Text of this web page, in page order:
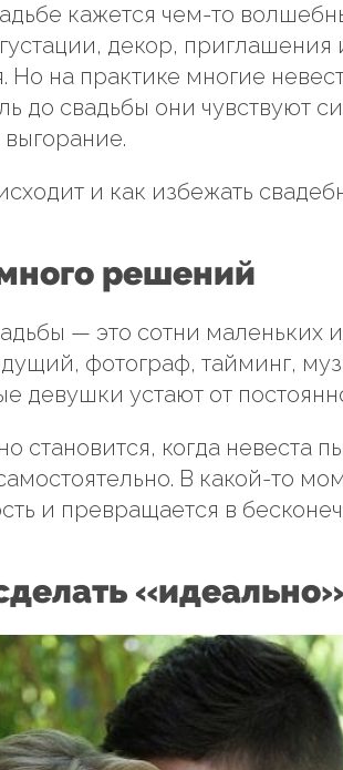
кажется чем-то
декор,
Но на практике многие
до свадьбы они чувствуют
и как избежать
решений
— это сотни маленьких
фотограф, тайминг,
девушки устают от
становится, когда невеста
В какой-то
и превращается в